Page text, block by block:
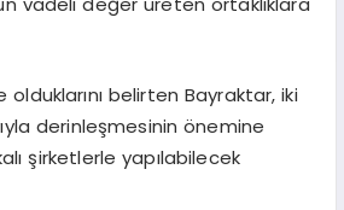
belirten Bayraktar, iki
derinleşmesinin önemine
şirketlerle yapılabilecek